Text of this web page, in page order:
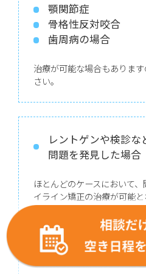
顎関節症
骨格性反対咬合
歯周病の場合
治療が可能な場合もありま
さい。
レントゲンや検診な
問題を発見した場合
ほとんどのケースにおいて
イライン矯正の治療が可能と
その他の注意事項